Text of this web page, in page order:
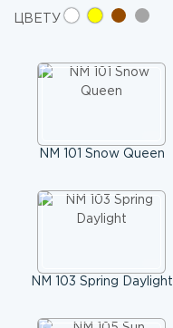
ЦВЕТУ
NM 101 Snow Queen
NM 103 Spring Daylight